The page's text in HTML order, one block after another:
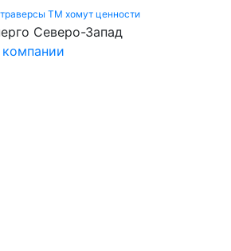
траверсы ТМ хомут ценности
Северо-Запад
компании